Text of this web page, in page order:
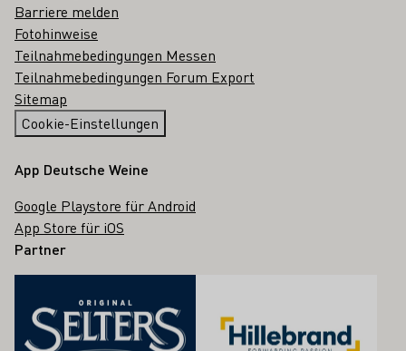
Barriere melden
Fotohinweise
Teilnahmebedingungen Messen
Teilnahmebedingungen Forum Export
Sitemap
Cookie-Einstellungen
App Deutsche Weine
Google Playstore für Android
App Store für iOS
Partner